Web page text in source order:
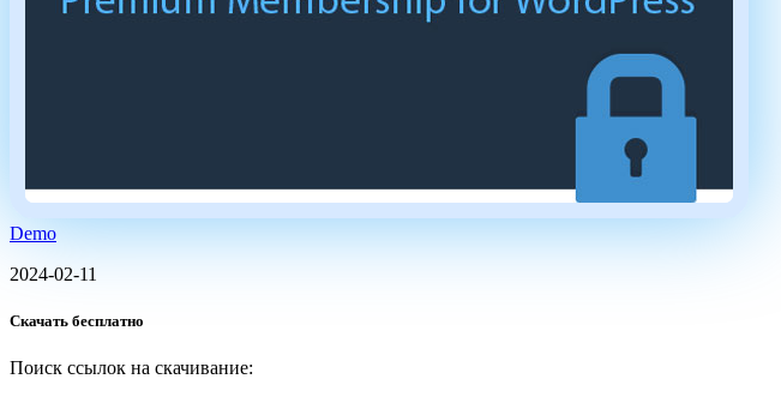
Demo
2024-02-11
Скачать бесплатно
Поиск ссылок на скачивание: